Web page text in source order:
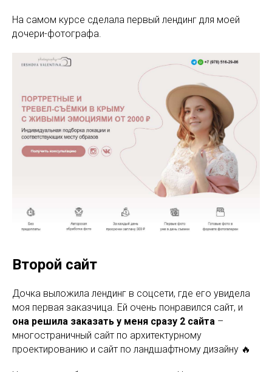
На самом курсе сделала первый лендинг для моей
дочери-фотографа.
Второй сайт
Дочка выложила лендинг в соцсети, где его увидела
моя первая заказчица. Ей очень понравился сайт, и
она решила заказать у меня сразу 2 сайта –
многостраничный сайт по архитектурному
проектированию и сайт по ландшафтному дизайну 🔥